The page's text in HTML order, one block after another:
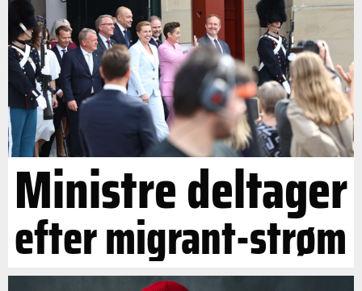
Ministre deltager
efter migrant-strøm